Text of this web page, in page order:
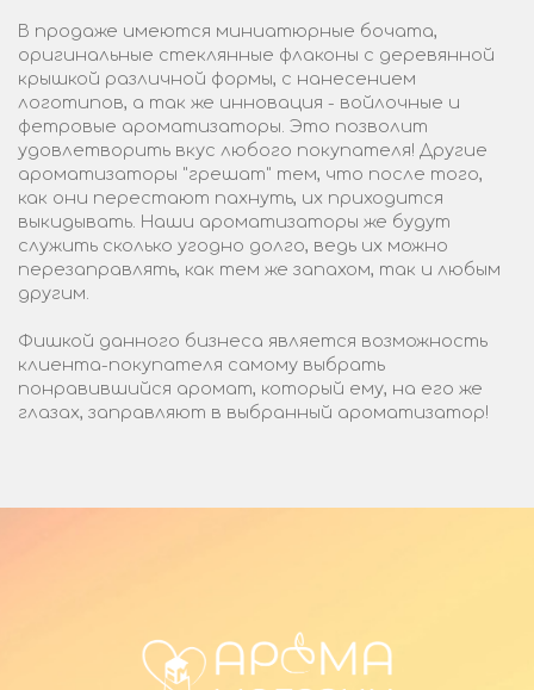
В продаже имеются миниатюрные бочата,
оригинальные стеклянные флаконы с деревянной
крышкой различной формы, с нанесением
логотипов, а так же инновация - войлочные и
фетровые ароматизаторы. Это позволит
удовлетворить вкус любого покупателя! Другие
ароматизаторы "грешат" тем, что после того,
как они перестают пахнуть, их приходится
выкидывать. Наши ароматизаторы же будут
служить сколько угодно долго, ведь их можно
перезаправлять, как тем же запахом, так и любым
другим.
Фишкой данного бизнеса является возможность
клиента-покупателя самому выбрать
понравившийся аромат, который ему, на его же
глазах, заправляют в выбранный ароматизатор!